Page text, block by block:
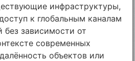
инфраструктуры,
к глобальным каналам
зависимости от
современных
объектов или